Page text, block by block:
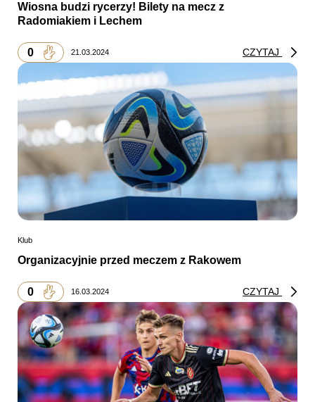
Wiosna budzi rycerzy! Bilety na mecz z
Radomiakiem i Lechem
0 21.03.2024 CZYTAJ
Klub
Organizacyjnie przed meczem z Rakowem
0 16.03.2024 CZYTAJ